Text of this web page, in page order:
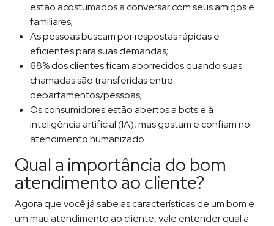
estão acostumados a conversar com seus amigos e
familiares;
As pessoas buscam por respostas rápidas e
eficientes para suas demandas;
68% dos clientes ficam aborrecidos quando suas
chamadas são transferidas entre
departamentos/pessoas;
Os consumidores estão abertos a bots e à
inteligência artificial (IA), mas gostam e confiam no
atendimento humanizado.
Qual a importância do bom
atendimento ao cliente?
Agora que você já sabe as características de um bom e
um mau atendimento ao cliente, vale entender qual a